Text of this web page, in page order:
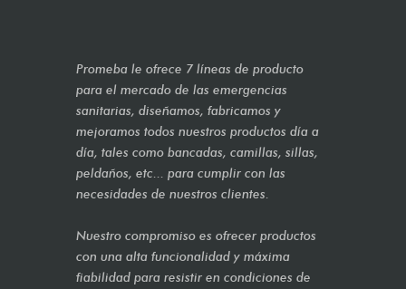
Promeba le ofrece 7 líneas de producto
para el mercado de las emergencias
sanitarias, diseñamos, fabricamos y
mejoramos todos nuestros productos día a
día, tales como bancadas, camillas, sillas,
peldaños, etc... para cumplir con las
necesidades de nuestros clientes.
Nuestro compromiso es ofrecer productos
con una alta funcionalidad y máxima
fiabilidad para resistir en condiciones de